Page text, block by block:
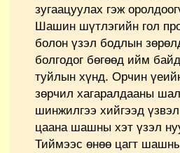
зугаацуулах гэж
Шашин шүтлэгийн гол
болон үзэл бодлын
болгодог бөгөөд ийм
туйлын хүнд. Орчин
зөрчил хагаралдааны
шинжилгээ хийгээд
цаана шашны хэт үзэл
Тиймээс өнөө цагт